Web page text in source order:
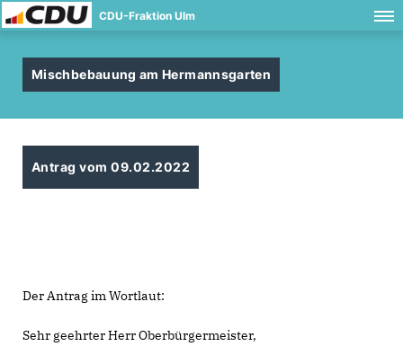
CDU-Fraktion Ulm
Mischbebauung am Hermannsgarten
Antrag vom 09.02.2022
Der Antrag im Wortlaut:
Sehr geehrter Herr Oberbürgermeister,